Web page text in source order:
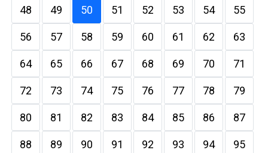
48 49 50 51 52 53 54 55
56 57 58 59 60 61 62 63
64 65 66 67 68 69 70 71
72 73 74 75 76 77 78 79
80 81 82 83 84 85 86 87
88 89 90 91 92 93 94 95